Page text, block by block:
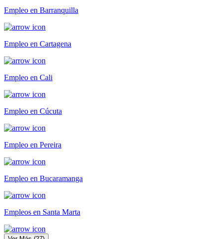
Empleo en Barranquilla
Empleo en Cartagena
Empleo en Cali
Empleo en Cúcuta
Empleo en Pereira
Empleo en Bucaramanga
Empleos en Santa Marta